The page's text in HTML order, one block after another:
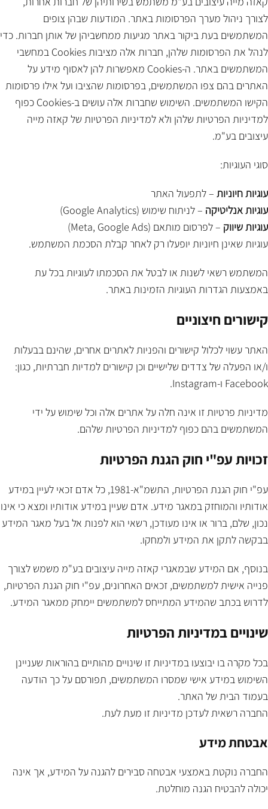
לצורך ניהול מערך הפרסומות באתר. המודעות שבהן צופים
המשתמשים בעת ביקור באתר מגיעות ממחשביהן של אותן חברות. כדי
לנהל את הפרסומות שלהן, חברות אלה מציבות Cookies במחשבי
המשתמשים באתר. ה-Cookies מאפשרות להן לאסוף מידע על
האתרים בהם צפו המשתמשים, בפרסומות שהציבו ועל אילו פרסומות
הקישו המשתמשים. השימוש שחברות אלה עושים ב-Cookies כפוף
למדיניות הפרטיות שלהן ולא למדיניות הפרטיות של קאזה מייה
עיצובים בע"מ.
סוגי העוגיות:
עוגיות חיוניות – לתפעול האתר
עוגיות אנליטיקה – לניתוח שימוש (Google Analytics)
עוגיות שיווק – לפרסום מותאם (Meta, Google Ads)
עוגיות שאינן חיוניות יופעלו רק לאחר קבלת הסכמת המשתמש.
המשתמש רשאי לשנות או לבטל את הסכמתו לעוגיות בכל עת
באמצעות הגדרות העוגיות הזמינות באתר.
קישורים חיצוניים
האתר עשוי לכלול קישורים והפניות לאתרים אחרים, שהינם בבעלות
ו/או הפעלה של צדדים שלישיים וכן קישורים למדיות חברתיות, כגון:
Facebook ו-Instagram.
מדיניות פרטיות זו אינה חלה על אתרים אלה וכל שימוש על ידי
המשתמשים בהם כפוף למדיניות הפרטיות שלהם.
זכויות עפ"י חוק הגנת הפרטיות
עפ"י חוק הגנת הפרטיות, התשמ"א-1981, כל אדם זכאי לעיין במידע
אודותיו והמוחזק במאגר מידע. אדם שעיין במידע אודותיו ומצא כי אינו
נכון, שלם, ברור או אינו מעודכן, רשאי הוא לפנות אל בעל מאגר המידע
בבקשה לתקן את המידע ולמחקו.
בנוסף, אם המידע שבמאגרי קאזה מייה עיצובים בע"מ משמש לצורך
פנייה אישית למשתמשים, זכאים האחרונים, עפ"י חוק הגנת הפרטיות,
לדרוש בכתב שהמידע המתייחס למשתמשים יימחק ממאגר המידע.
שינויים במדיניות הפרטיות
בכל מקרה בו יבוצעו במדיניות זו שינויים מהותיים בהוראות שעניינן
השימוש במידע אישי שמסרו המשתמשים, תפורסם על כך הודעה
בעמוד הבית של האתר.
החברה רשאית לעדכן מדיניות זו מעת לעת.
אבטחת מידע
החברה נוקטת באמצעי אבטחה סבירים להגנה על המידע, אך אינה
יכולה להבטיח הגנה מוחלטת.